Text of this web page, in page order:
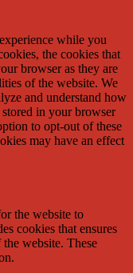
while you
the cookies that
browser as they are
of the website. We
and understand how
in your browser
to opt-out of these
may have an effect
the website to
cookies that ensures
website. These